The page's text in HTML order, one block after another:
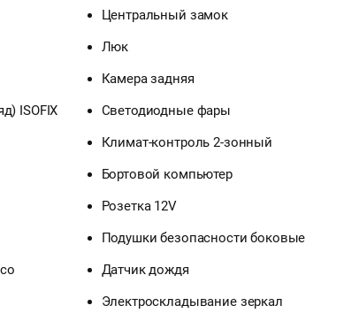
Центральный замок
Люк
Камера задняя
ISOFIX
Светодиодные фары
Климат-контроль 2-зонный
Бортовой компьютер
Розетка 12V
Подушки безопасности боковые
Датчик дождя
Электроскладывание зеркал